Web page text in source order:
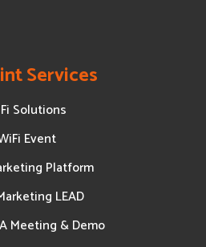
Services
Solutions
Event
Platform
LEAD
Meeting & Demo